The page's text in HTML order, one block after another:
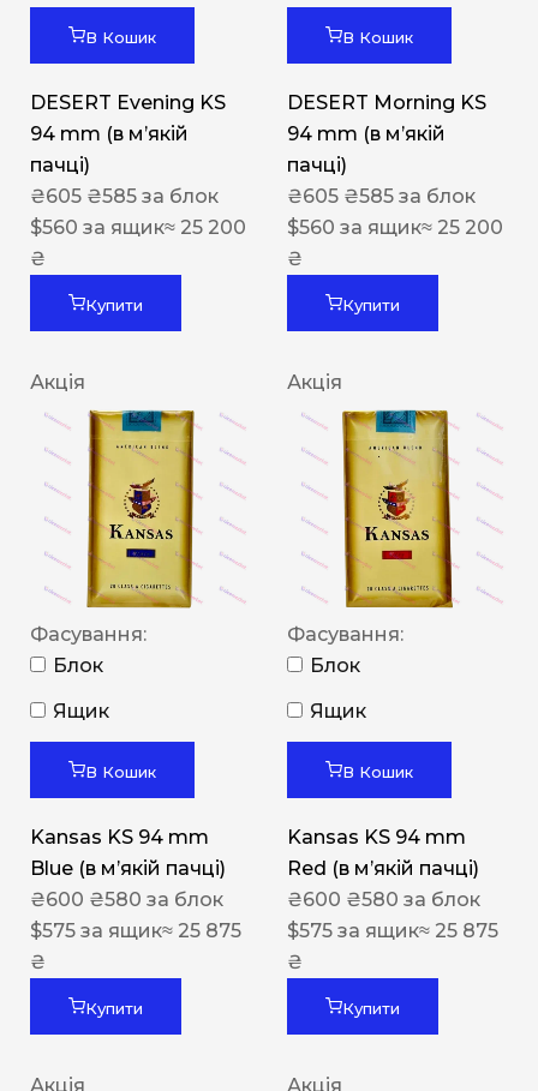
В Кошик
DESERT Evening KS
94 mm (в мʼякій
пачці)
₴605 ₴585 за блок
$560 за ящик≈ 25 200
₴
Купити
В Кошик
DESERT Morning KS
94 mm (в мʼякій
пачці)
₴605 ₴585 за блок
$560 за ящик≈ 25 200
₴
Купити
Акція
Фасування:
Блок
Ящик
В Кошик
Kansas KS 94 mm
Blue (в мʼякій пачці)
₴600 ₴580 за блок
$575 за ящик≈ 25 875
₴
Купити
Акція
Фасування:
Блок
Ящик
В Кошик
Kansas KS 94 mm
Red (в мʼякій пачці)
₴600 ₴580 за блок
$575 за ящик≈ 25 875
₴
Купити
Акція Акція